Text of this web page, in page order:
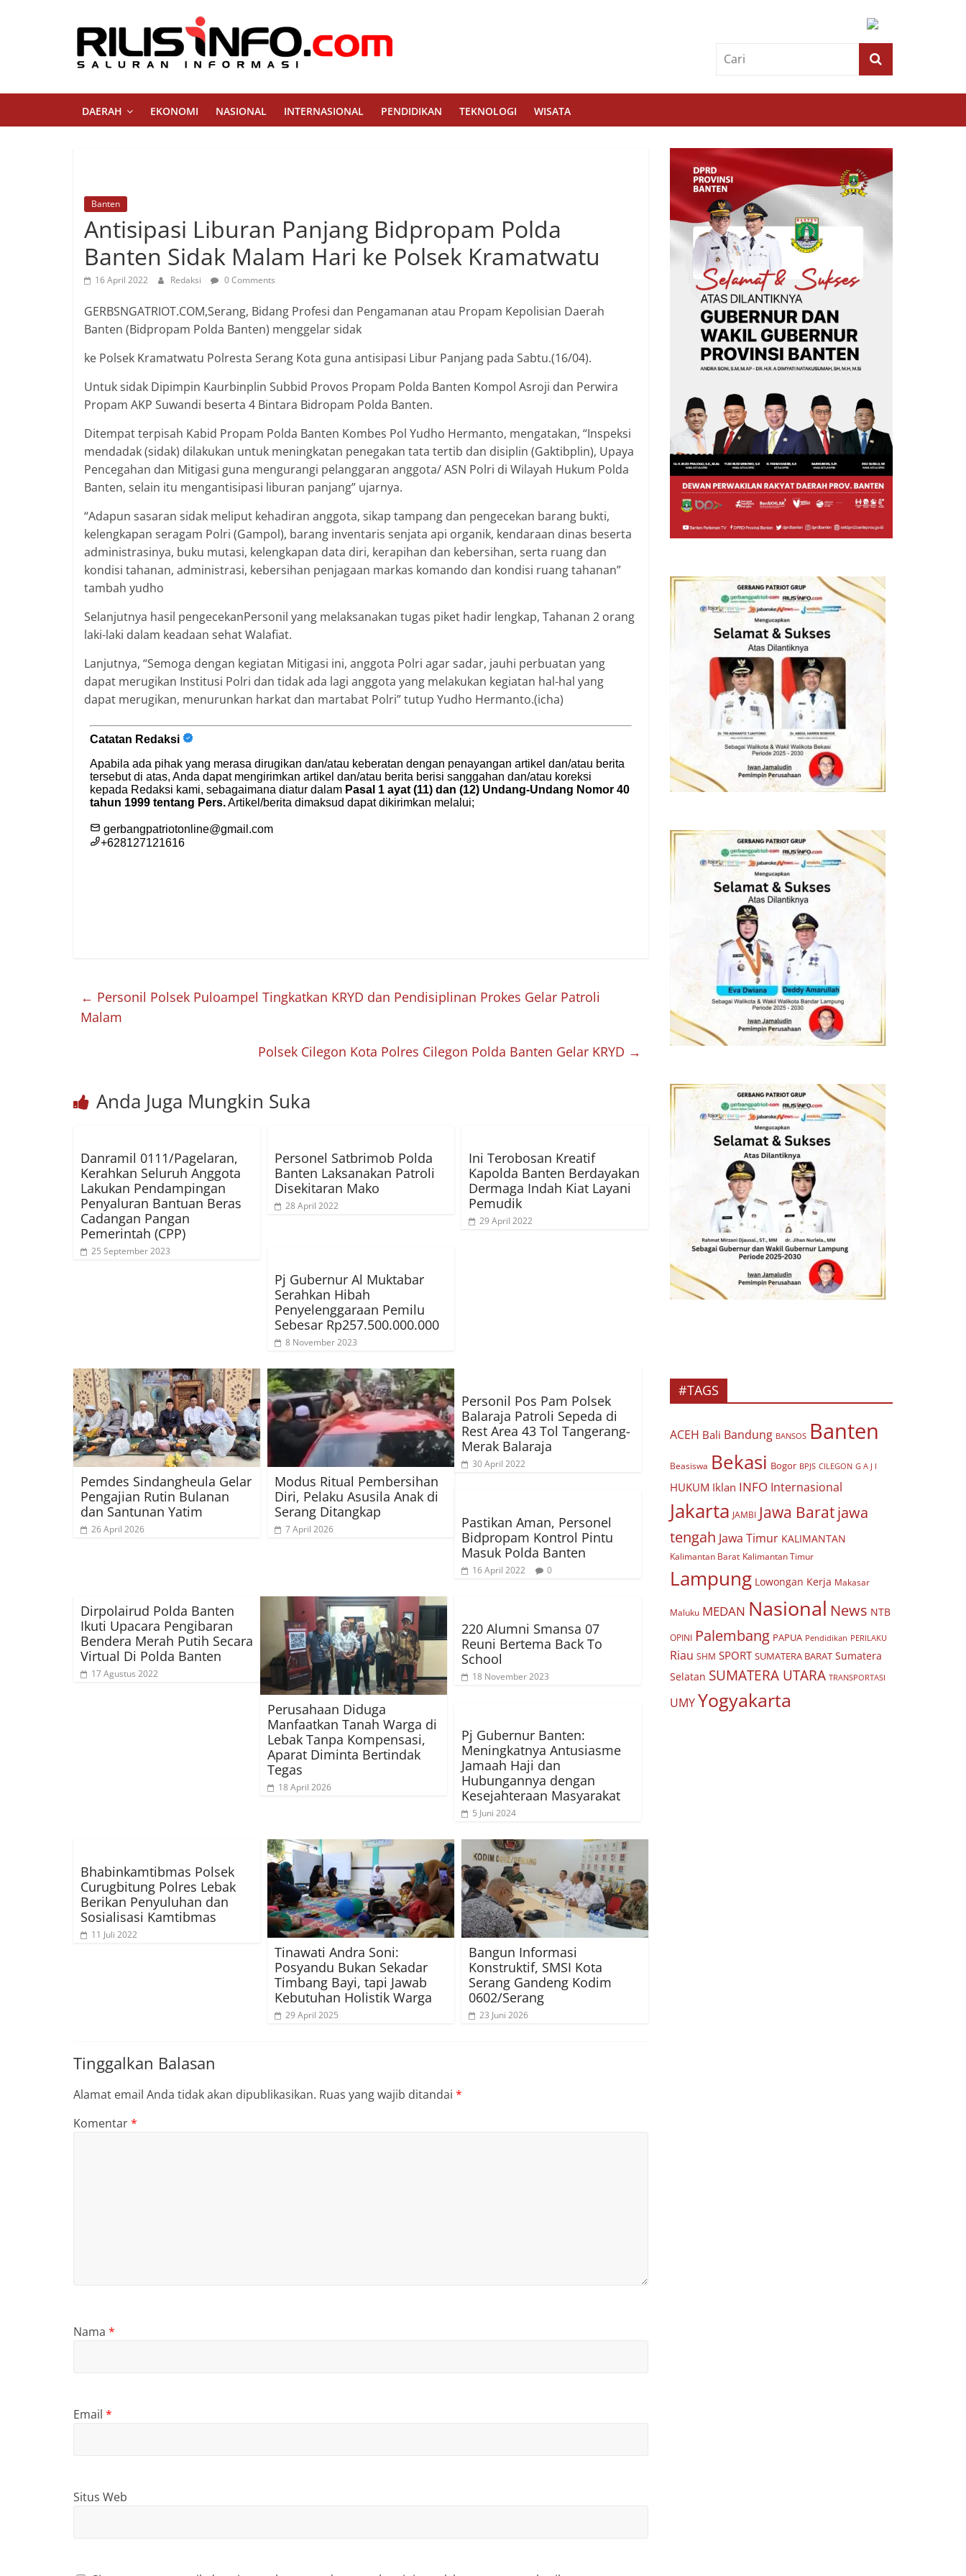
Rilis
Info
DAERAH EKONOMI NASIONAL INTERNASIONAL PENDIDIKAN TEKNOLOGI WISATA
Banten
Antisipasi Liburan Panjang Bidpropam Polda
Banten Sidak Malam Hari ke Polsek Kramatwatu
16 April 2022 Redaksi 0 Comments
GERBSNGATRIOT.COM,Serang, Bidang Profesi dan Pengamanan atau Propam Kepolisian Daerah
Banten (Bidpropam Polda Banten) menggelar sidak
ke Polsek Kramatwatu Polresta Serang Kota guna antisipasi Libur Panjang pada Sabtu.(16/04).
Untuk sidak Dipimpin Kaurbinplin Subbid Provos Propam Polda Banten Kompol Asroji dan Perwira
Propam AKP Suwandi beserta 4 Bintara Bidropam Polda Banten.
Ditempat terpisah Kabid Propam Polda Banten Kombes Pol Yudho Hermanto, mengatakan, “Inspeksi
mendadak (sidak) dilakukan untuk meningkatan penegakan tata tertib dan disiplin (Gaktibplin), Upaya
Pencegahan dan Mitigasi guna mengurangi pelanggaran anggota/ ASN Polri di Wilayah Hukum Polda
Banten, selain itu mengantisipasi liburan panjang” ujarnya.
“Adapun sasaran sidak meliput kehadiran anggota, sikap tampang dan pengecekan barang bukti,
kelengkapan seragam Polri (Gampol), barang inventaris senjata api organik, kendaraan dinas beserta
administrasinya, buku mutasi, kelengkapan data diri, kerapihan dan kebersihan, serta ruang dan
kondisi tahanan, administrasi, kebersihan penjagaan markas komando dan kondisi ruang tahanan”
tambah yudho
Selanjutnya hasil pengecekanPersonil yang melaksanakan tugas piket hadir lengkap, Tahanan 2 orang
laki-laki dalam keadaan sehat Walafiat.
Lanjutnya, “Semoga dengan kegiatan Mitigasi ini, anggota Polri agar sadar, jauhi perbuatan yang
dapat merugikan Institusi Polri dan tidak ada lagi anggota yang melakukan kegiatan hal-hal yang
dapat merugikan, menurunkan harkat dan martabat Polri” tutup Yudho Hermanto.(icha)
← Personil Polsek Puloampel Tingkatkan KRYD dan Pendisiplinan Prokes Gelar Patroli
Malam
Polsek Cilegon Kota Polres Cilegon Polda Banten Gelar KRYD →
Anda Juga Mungkin Suka
Danramil 0111/Pagelaran,
Kerahkan Seluruh Anggota
Lakukan Pendampingan
Penyaluran Bantuan Beras
Cadangan Pangan
Pemerintah (CPP)
25 September 2023
Personel Satbrimob Polda
Banten Laksanakan Patroli
Disekitaran Mako
28 April 2022
Ini Terobosan Kreatif
Kapolda Banten Berdayakan
Dermaga Indah Kiat Layani
Pemudik
29 April 2022
Pj Gubernur Al Muktabar
Serahkan Hibah
Penyelenggaraan Pemilu
Sebesar Rp257.500.000.000
8 November 2023
Pemdes Sindangheula Gelar
Pengajian Rutin Bulanan
dan Santunan Yatim
26 April 2026
Modus Ritual Pembersihan
Diri, Pelaku Asusila Anak di
Serang Ditangkap
7 April 2026
Personil Pos Pam Polsek
Balaraja Patroli Sepeda di
Rest Area 43 Tol Tangerang-
Merak Balaraja
30 April 2022
Pastikan Aman, Personel
Bidpropam Kontrol Pintu
Masuk Polda Banten
16 April 2022 0
Dirpolairud Polda Banten
Ikuti Upacara Pengibaran
Bendera Merah Putih Secara
Virtual Di Polda Banten
17 Agustus 2022
Perusahaan Diduga
Manfaatkan Tanah Warga di
Lebak Tanpa Kompensasi,
Aparat Diminta Bertindak
Tegas
18 April 2026
220 Alumni Smansa 07
Reuni Bertema Back To
School
18 November 2023
Pj Gubernur Banten:
Meningkatnya Antusiasme
Jamaah Haji dan
Hubungannya dengan
Kesejahteraan Masyarakat
5 Juni 2024
Bhabinkamtibmas Polsek
Curugbitung Polres Lebak
Berikan Penyuluhan dan
Sosialisasi Kamtibmas
11 Juli 2022
Tinawati Andra Soni:
Posyandu Bukan Sekadar
Timbang Bayi, tapi Jawab
Kebutuhan Holistik Warga
29 April 2025
Bangun Informasi
Konstruktif, SMSI Kota
Serang Gandeng Kodim
0602/Serang
23 Juni 2026
Tinggalkan Balasan
Alamat email Anda tidak akan dipublikasikan. Ruas yang wajib ditandai *
Komentar*
Nama *
Email *
Situs Web
#TAGS
ACEH Bali Bandung BANSOS Banten
Beasiswa Bekasi Bogor BPJS CILEGON G A J I
HUKUM Iklan INFO Internasional
Jakarta JAMBI Jawa Baratjawa
tengah Jawa Timur KALIMANTAN
Kalimantan Barat Kalimantan Timur
Lampung Lowongan Kerja Makasar
Maluku MEDAN Nasional News NTB
OPINI Palembang PAPUA Pendidikan PERILAKU
Riau SHM SPORT SUMATERA BARAT Sumatera
Selatan SUMATERA UTARA TRANSPORTASI
UMYYogyakarta